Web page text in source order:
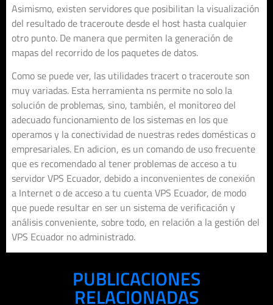
Asimismo, existen servidores que posibilitan la visualización
del resultado de traceroute desde el host hasta cualquier
otro punto. De manera que permiten la generación de
mapas del recorrido de los paquetes de datos.
Como se puede ver, las utilidades tracert o traceroute son
muy variadas. Esta herramienta ns permite no solo la
solución de problemas, sino, también, el monitoreo del
adecuado funcionamiento de los sistemas en los que
operamos y la conectividad de nuestras redes domésticas o
empresariales. En adicion, es un comando de uso frecuente
que es recomendado al tener problemas de acceso a tu
servidor VPS Ecuador, debido a inconvenientes de conexión
a Internet o de acceso a tu cuenta VPS Ecuador, de modo
que puede resultar en ser un sistema de verificación y
análisis conveniente, sobre todo, en relación a la gestión del
VPS Ecuador no administrado.
PUBLICACIONES
RELACIONADAS